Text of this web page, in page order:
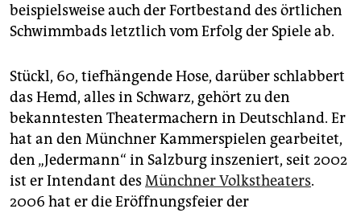
beispielsweise auch der Fortbestand des örtlichen
Schwimmbads letztlich vom Erfolg der Spiele ab.
Stückl, 60, tiefhängende Hose, darüber schlabbert
das Hemd, alles in Schwarz, gehört zu den
bekanntesten Theatermachern in Deutschland. Er
hat an den Münchner Kammerspielen gearbeitet,
den „Jedermann“ in Salzburg inszeniert, seit 2002
ist er Intendant des Münchner Volkstheaters.
2006 hat er die Eröffnungsfeier der